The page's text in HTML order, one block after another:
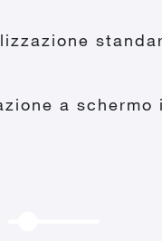
a schermo